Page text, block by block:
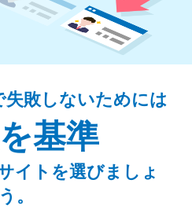
敗しないためには
基準
イトを選びましょ
う。